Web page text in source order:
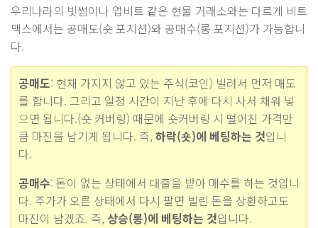
우리나라의 빗썸이나 업비트 같은 현물 거래소와는 다르게 비트
맥스에서는 공매도(숏 포지션)와 공매수(롱 포지션)가 가능합니
다.
공매도: 현재 가지지 않고 있는 주식(코인) 빌려서 먼저 매도
를 합니다. 그리고 일정 시간이 지난 후에 다시 사서 채워 넣
으면 됩니다.(숏 커버링) 때문에 숏커버링 시 떨어진 가격만
큼 마진을 남기게 됩니다. 즉, 하락(숏)에 베팅하는 것입니
다.
공매수: 돈이 없는 상태에서 대출을 받아 매수를 하는 것입니
다. 주가가 오른 상태에서 다시 팔면 빌린 돈을 상환하고도
마진이 남겠죠. 즉, 상승(롱)에 베팅하는 것입니다.